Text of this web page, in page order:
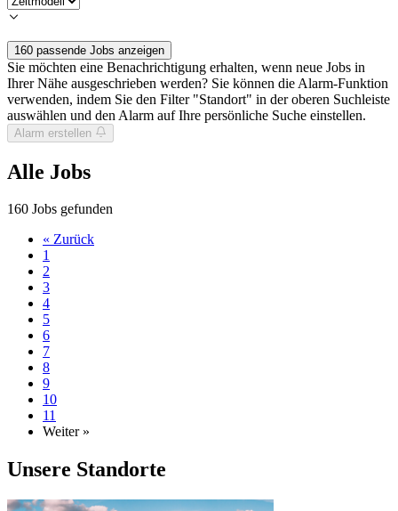
160 passende Jobs anzeigen
Sie möchten eine Benachrichtigung erhalten, wenn neue Jobs in
Ihrer Nähe ausgeschrieben werden? Sie können die Alarm-Funktion
verwenden, indem Sie den Filter "Standort" in der oberen Suchleiste
auswählen und den Alarm auf Ihre persönliche Suche einstellen.
Alarm erstellen
Alle Jobs
160 Jobs gefunden
« Zurück
1
2
3
4
5
6
7
8
9
10
11
Weiter »
Unsere Standorte